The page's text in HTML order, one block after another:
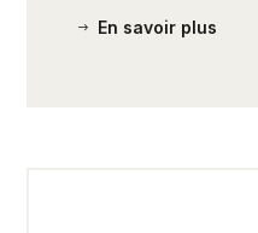
En savoir plus